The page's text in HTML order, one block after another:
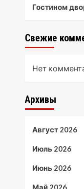
Гостином
Свежие
Нет
Архивы
Август 2026
Июль 2026
Июнь 2026
Май 2026